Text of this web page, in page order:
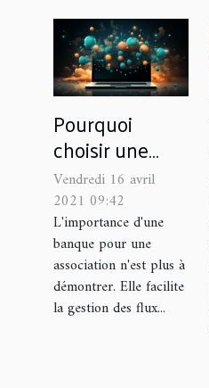
Pourquoi
choisir une
banque en
ligne pour un
compte
d'association ?
Vendredi 16 avril
2021 09:42
L'importance d'une
banque pour une
association n'est plus à
démontrer. Elle facilite
la gestion des flux...